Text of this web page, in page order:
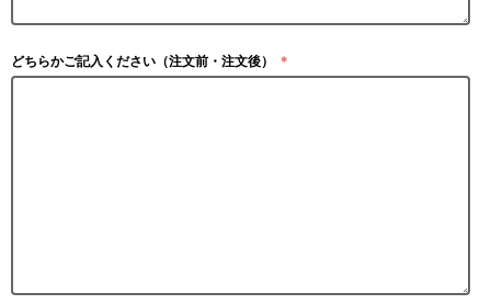
どちらかご記入ください（注文前・注文後） ＊